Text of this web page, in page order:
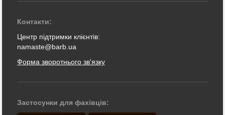
Контакти:
Центр підтримки клієнтів:
namaste@barb.ua
Форма зворотнього зв'язку
Застосунки для фахівців: